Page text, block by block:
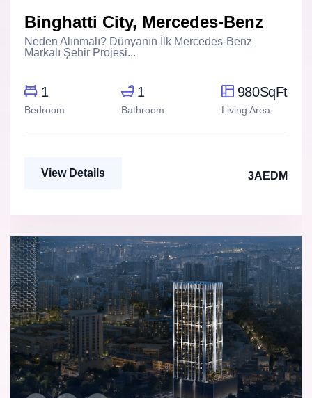
Binghatti City, Mercedes-Benz
Neden Alınmalı? Dünyanın İlk Mercedes-Benz
Markalı Şehir Projesi...
1
Bedroom
1
Bathroom
980SqFt
Living Area
View Details 3AEDM